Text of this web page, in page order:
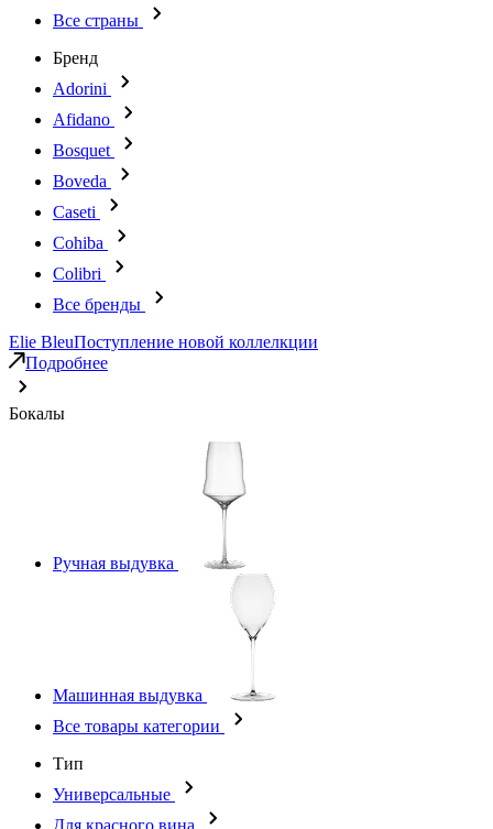
Все страны
Бренд
Adorini
Afidano
Bosquet
Boveda
Caseti
Cohiba
Colibri
Все бренды
Elie BleuПоступление новой коллелкции
Подробнее
Бокалы
Ручная выдувка
Машинная выдувка
Все товары категории
Тип
Универсальные
Для красного вина